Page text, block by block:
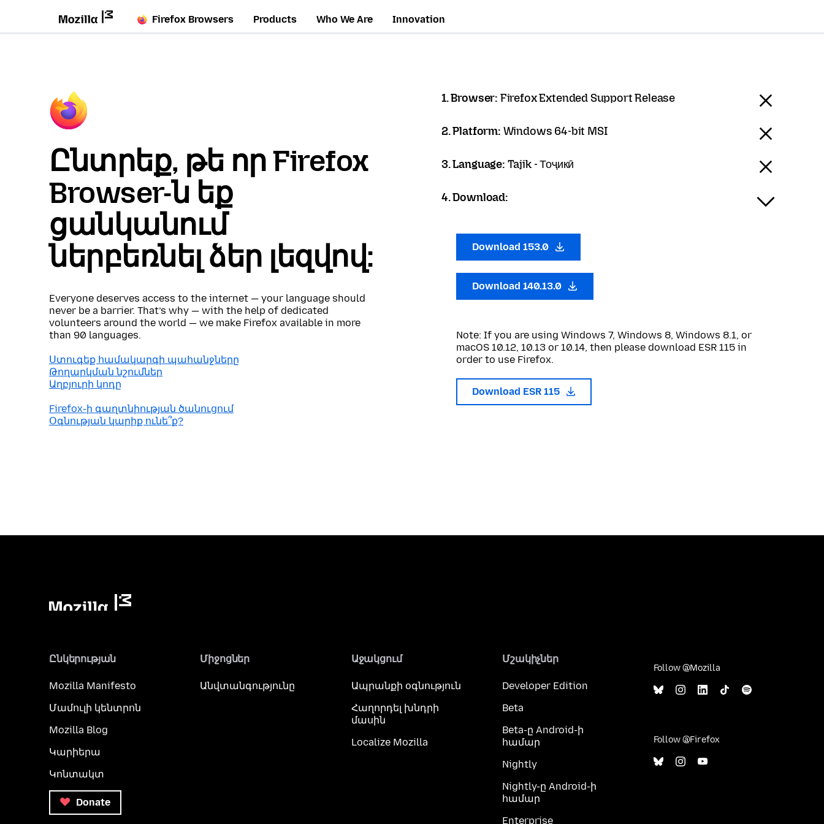
Firefox Browsers Products Who We Are Innovation
Ընտրեք, թե որ Firefox
Browser-ն եք
ցանկանում
ներբեռնել ձեր լեզվով:
Everyone deserves access to the internet — your language should
never be a barrier. That’s why — with the help of dedicated
volunteers around the world — we make Firefox available in more
than 90 languages.
Ստուգեք համակարգի պահանջները
Թողարկման նշումներ
Աղբյուրի կոդը
Firefox֊ի գաղտնիության ծանուցում
Օգնության կարիք ունե՞ք?
1. Browser: Firefox Extended Support Release
2. Platform: Windows 64-bit MSI
3. Language: Tajik - Тоҷикӣ
4. Download:
Download 153.0
Download 140.13.0
Note: If you are using Windows 7, Windows 8, Windows 8.1, or
macOS 10.12, 10.13 or 10.14, then please download ESR 115 in
order to use Firefox.
Download ESR 115
Ընկերության
Mozilla Manifesto
Մամուլի կենտրոն
Mozilla Blog
Կարիերա
Կոնտակտ
Donate
Միջոցներ
Անվտանգությունը
Աջակցում
Ապրանքի օգնություն
Հաղորդել խնդրի
մասին
Localize Mozilla
Մշակիչներ
Developer Edition
Beta
Beta-ը Android-ի
համար
Nightly
Nightly-ը Android-ի
համար
Enterprise
Follow @Mozilla
Follow @Firefox